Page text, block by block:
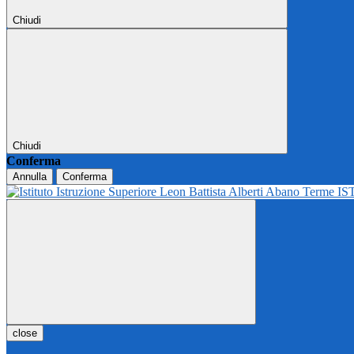
Chiudi
Chiudi
Conferma
Annulla Conferma
close